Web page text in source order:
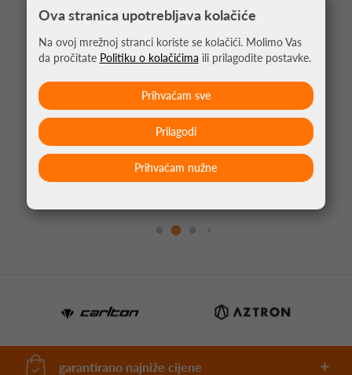
GRIP ZA REKET DUNLOP ATP VIPER-DRY GRIP
BIJELA
garantirano najniže cijene
Ova stranica upotrebljava kolačiće
Na ovoj mrežnoj stranci koriste se kolačići. Molimo Vas
da pročitate Politiku o kolačićima ili prilagodite postavke.
Prihvaćam nužne
Prilagodi
Prihvaćam sve